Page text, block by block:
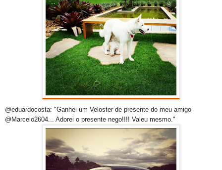
@eduardocosta: "Ganhei um Veloster de presente do meu amigo
@Marcelo2604... Adorei o presente nego!!!! Valeu mesmo."